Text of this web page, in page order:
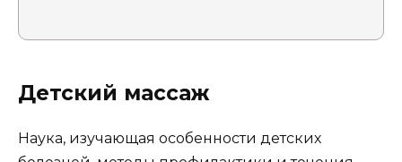
Детский массаж
Наука, изучающая особенности детских